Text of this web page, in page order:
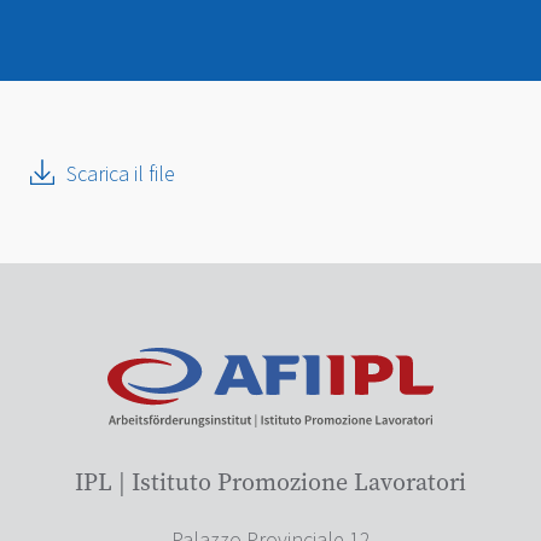
Scarica il file
IPL | Istituto Promozione Lavoratori